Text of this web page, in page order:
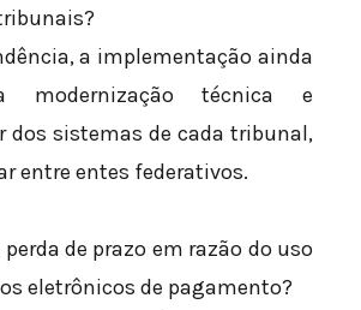
a implementação ainda
modernização técnica e
dos sistemas de cada tribunal,
entre entes federativos.
de prazo em razão do uso
eletrônicos de pagamento?